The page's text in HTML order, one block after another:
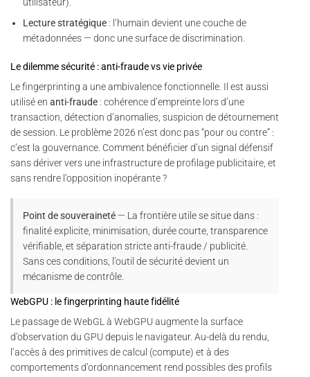
Lecture stratégique : l’humain devient une couche de
métadonnées — donc une surface de discrimination.
Le dilemme sécurité : anti-fraude vs vie privée
Le fingerprinting a une ambivalence fonctionnelle. Il est aussi
utilisé en anti-fraude : cohérence d’empreinte lors d’une
transaction, détection d’anomalies, suspicion de détournement
de session. Le problème 2026 n’est donc pas “pour ou contre” :
c’est la gouvernance. Comment bénéficier d’un signal défensif
sans dériver vers une infrastructure de profilage publicitaire, et
sans rendre l’opposition inopérante ?
Point de souveraineté — La frontière utile se situe dans :
finalité explicite, minimisation, durée courte, transparence
vérifiable, et séparation stricte anti-fraude / publicité.
Sans ces conditions, l’outil de sécurité devient un
mécanisme de contrôle.
WebGPU : le fingerprinting haute fidélité
Le passage de WebGL à WebGPU augmente la surface
d’observation du GPU depuis le navigateur. Au-delà du rendu,
l’accès à des primitives de calcul (compute) et à des
comportements d’ordonnancement rend possibles des profils